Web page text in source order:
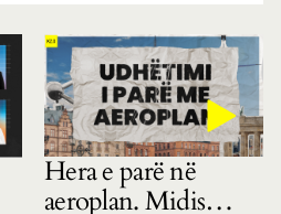
Hera e parë në
aeroplan. Midis